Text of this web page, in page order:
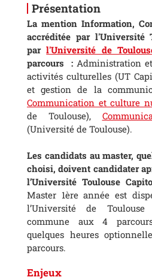
Présentation
La mention Information,
accréditée par l'Université
parl'Université de
parcours : Administration
activités culturelles (UT
et gestion de la
Communication et culture
de Toulouse),
(Université de Toulouse).
Les candidats au master,
choisi, doivent candidater
l’Université Toulouse
Master 1ère année est
l’Université de
commune aux 4
quelques heures
parcours.
Enjeux